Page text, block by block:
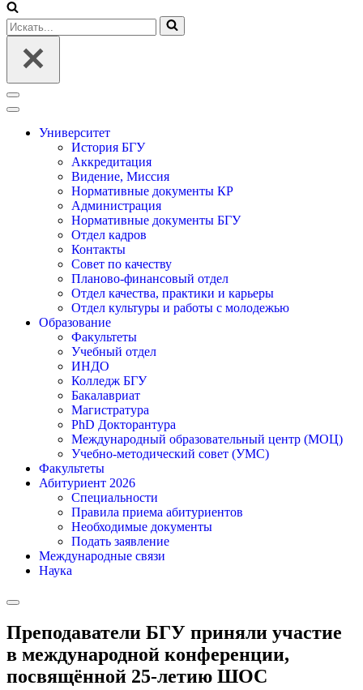
Меню
навигации
Искать...
Меню
навигации
Университет
История БГУ
Аккредитация
Видение, Миссия
Нормативные документы КР
Администрация
Нормативные документы БГУ
Отдел кадров
Контакты
Совет по качеству
Планово-финансовый отдел
Отдел качества, практики и карьеры
Отдел культуры и работы с молодежью
Образование
Факультеты
Учебный отдел
ИНДО
Колледж БГУ
Бакалавриат
Магистратура
PhD Докторантура
Международный образовательный центр (МОЦ)
Учебно-методический совет (УМС)
Факультеты
Абитуриент 2026
Специальности
Правила приема абитуриентов
Необходимые документы
Подать заявление
Международные связи
Наука
Преподаватели БГУ приняли участие
в международной конференции,
посвящённой 25-летию ШОС